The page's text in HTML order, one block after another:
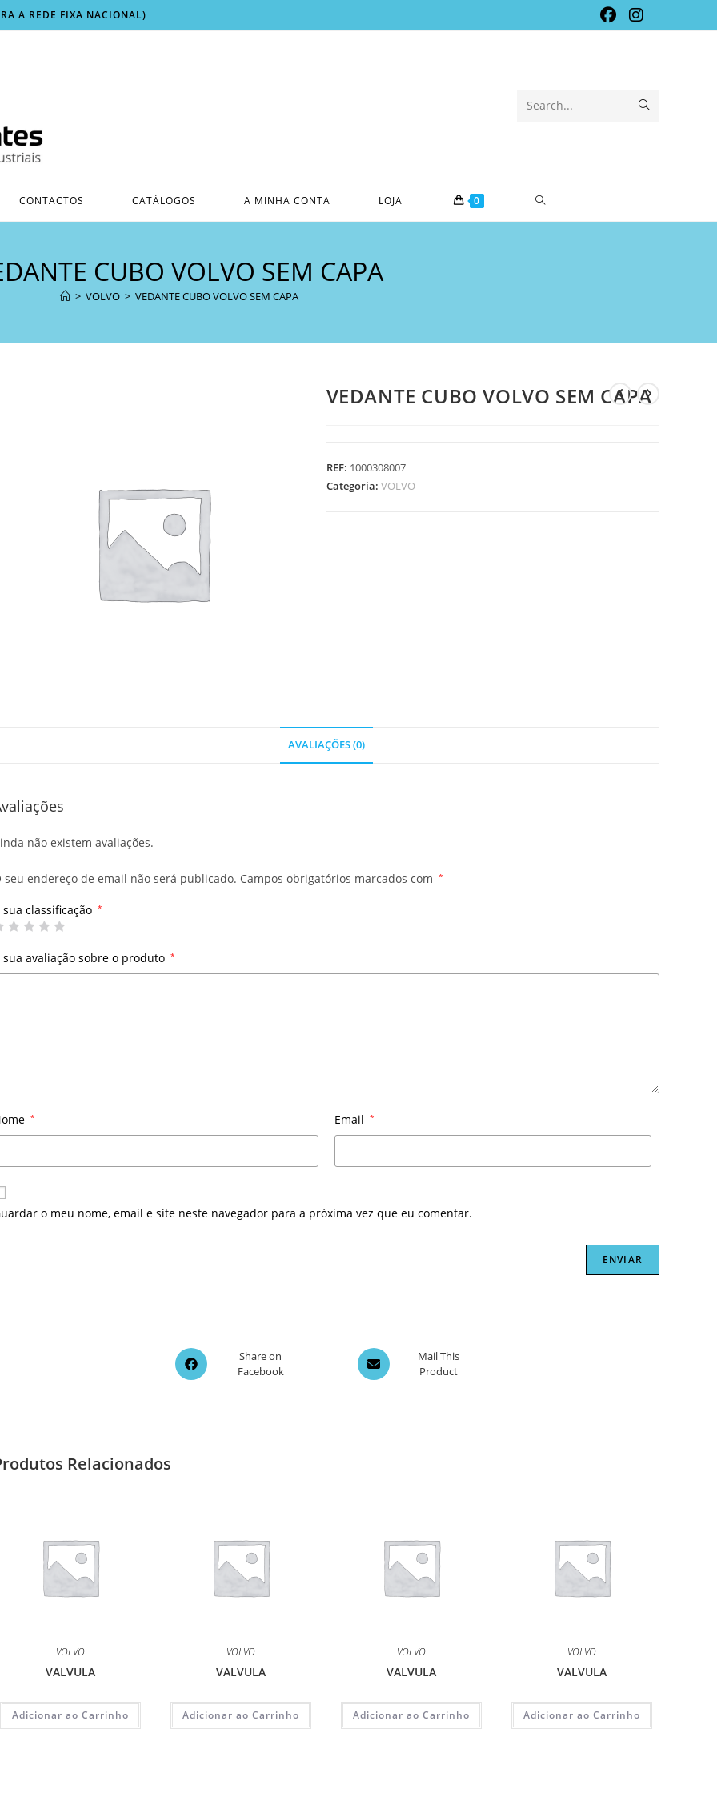
A REDE FIXA NACIONAL)
Search...
CONTACTOS CATÁLOGOS A MINHA CONTA LOJA 0 TOGGLE
CUBO VOLVO SEM CAPA
> VOLVO > VEDANTE CUBO VOLVO SEM CAPA
VEDANTE CUBO VOLVO SEM CAPA
REF: 1000308007
Categoria: VOLVO
AVALIAÇÕES (0)
não existem avaliações.
seu endereço de email não será publicado. Campos obrigatórios marcados com *
sua classificação *
sua avaliação sobre o produto *
* Email *
o meu nome, email e site neste navegador para a próxima vez que eu comentar.
Opens
in
Share on
Facebook
Opens
in
Mail This
Product
Relacionados
VOLVO
VALVULA
Adicionar ao Carrinho
VOLVO
VALVULA
Adicionar ao Carrinho
VOLVO
VALVULA
Adicionar ao Carrinho
VOLVO
VALVULA
Adicionar ao Carrinho